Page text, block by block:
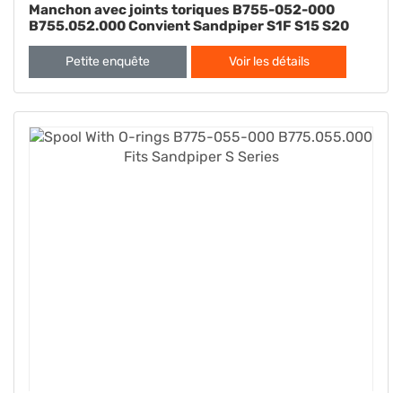
Manchon avec joints toriques B755-052-000
B755.052.000 Convient Sandpiper S1F S15 S20
S30
Petite enquête Voir les détails